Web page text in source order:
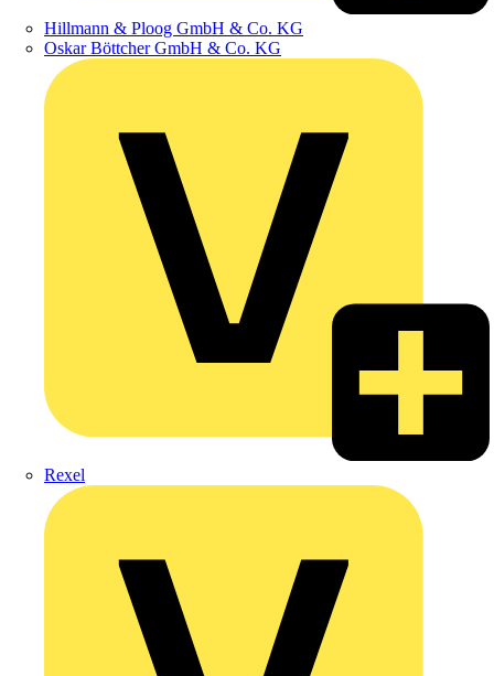
Hillmann & Ploog GmbH & Co. KG
Oskar Böttcher GmbH & Co. KG
Rexel